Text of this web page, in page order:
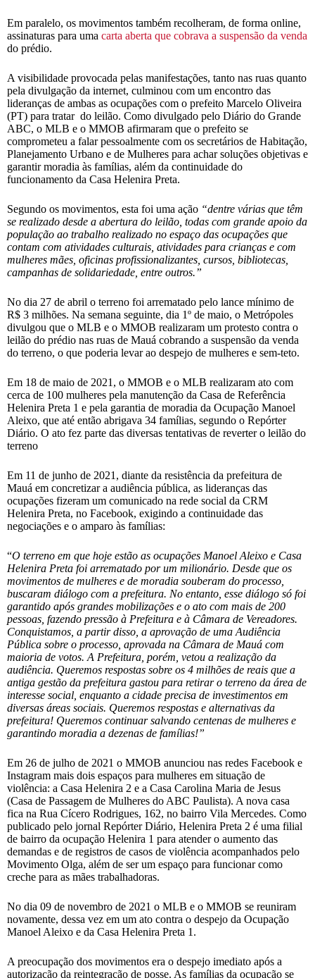
Em paralelo, os movimentos também recolheram, de forma online,
assinaturas para uma carta aberta que cobrava a suspensão da venda
do prédio.
A visibilidade provocada pelas manifestações, tanto nas ruas quanto
pela divulgação da internet, culminou com um encontro das
lideranças de ambas as ocupações com o prefeito Marcelo Oliveira
(PT) para tratar do leilão. Como divulgado pelo Diário do Grande
ABC, o MLB e o MMOB afirmaram que o prefeito se
comprometeu a falar pessoalmente com os secretários de Habitação,
Planejamento Urbano e de Mulheres para achar soluções objetivas e
garantir moradia às famílias, além da continuidade do
funcionamento da Casa Helenira Preta.
Segundo os movimentos, esta foi uma ação “dentre várias que têm
se realizado desde a abertura do leilão, todas com grande apoio da
população ao trabalho realizado no espaço das ocupações que
contam com atividades culturais, atividades para crianças e com
mulheres mães, oficinas profissionalizantes, cursos, bibliotecas,
campanhas de solidariedade, entre outros.”
No dia 27 de abril o terreno foi arrematado pelo lance mínimo de
R$ 3 milhões. Na semana seguinte, dia 1º de maio, o Metrópoles
divulgou que o MLB e o MMOB realizaram um protesto contra o
leilão do prédio nas ruas de Mauá cobrando a suspensão da venda
do terreno, o que poderia levar ao despejo de mulheres e sem-teto.
Em 18 de maio de 2021, o MMOB e o MLB realizaram ato com
cerca de 100 mulheres pela manutenção da Casa de Referência
Helenira Preta 1 e pela garantia de moradia da Ocupação Manoel
Aleixo, que até então abrigava 34 famílias, segundo o Repórter
Diário. O ato fez parte das diversas tentativas de reverter o leilão do
terreno
Em 11 de junho de 2021, diante da resistência da prefeitura de
Mauá em concretizar a audiência pública, as lideranças das
ocupações fizeram um comunicado na rede social da CRM
Helenira Preta, no Facebook, exigindo a continuidade das
negociações e o amparo às famílias:
“O terreno em que hoje estão as ocupações Manoel Aleixo e Casa
Helenira Preta foi arrematado por um milionário. Desde que os
movimentos de mulheres e de moradia souberam do processo,
buscaram diálogo com a prefeitura. No entanto, esse diálogo só foi
garantido após grandes mobilizações e o ato com mais de 200
pessoas, fazendo pressão à Prefeitura e à Câmara de Vereadores.
Conquistamos, a partir disso, a aprovação de uma Audiência
Pública sobre o processo, aprovada na Câmara de Mauá com
maioria de votos. A Prefeitura, porém, vetou a realização da
audiência. Queremos respostas sobre os 4 milhões de reais que a
antiga gestão da prefeitura gastou para retirar o terreno da área de
interesse social, enquanto a cidade precisa de investimentos em
diversas áreas sociais. Queremos respostas e alternativas da
prefeitura! Queremos continuar salvando centenas de mulheres e
garantindo moradia a dezenas de famílias!”
Em 26 de julho de 2021 o MMOB anunciou nas redes Facebook e
Instagram mais dois espaços para mulheres em situação de
violência: a Casa Helenira 2 e a Casa Carolina Maria de Jesus
(Casa de Passagem de Mulheres do ABC Paulista). A nova casa
fica na Rua Cícero Rodrigues, 162, no bairro Vila Mercedes. Como
publicado pelo jornal Repórter Diário, Helenira Preta 2 é uma filial
de bairro da ocupação Helenira 1 para atender o aumento das
demandas e de registros de casos de violência acompanhados pelo
Movimento Olga, além de ser um espaço para funcionar como
creche para as mães trabalhadoras.
No dia 09 de novembro de 2021 o MLB e o MMOB se reuniram
novamente, dessa vez em um ato contra o despejo da Ocupação
Manoel Aleixo e da Casa Helenira Preta 1.
A preocupação dos movimentos era o despejo imediato após a
autorização da reintegração de posse. As famílias da ocupação se